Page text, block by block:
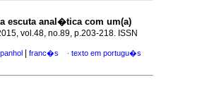
escuta anal�tica com um(a)
vol.48, no.89, p.203-218. ISSN
franc�s · texto em portugu�s